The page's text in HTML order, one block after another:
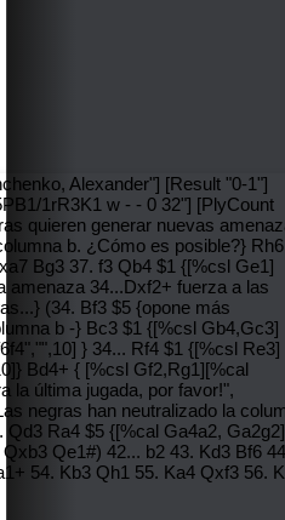
Alexander"] [Result "0-1"]
1rR3K1 w - - 0 32"] [PlyCount
quieren generar nuevas
b. ¿Cómo es posible?} Rh6
Bg3 37. f3 Qb4 $1 {[%csl Ge1]
amenaza 34...Dxf2+ fuerza a las
(34. Bf3 $5 {opone más
b -} Bc3 $1 {[%csl Gb4,Gc3]
} 34... Rf4 $1 {[%csl Re3]
Bd4+ { [%csl Gf2,Rg1][%cal
la última jugada, por favor!",
negras han neutralizado la
Ra4 $5 {[%cal Ga4a2,
Qe1#) 42... b2 43. Kd3 Bf6
54. Kb3 Qh1 55. Ka4 Qxf3 56.